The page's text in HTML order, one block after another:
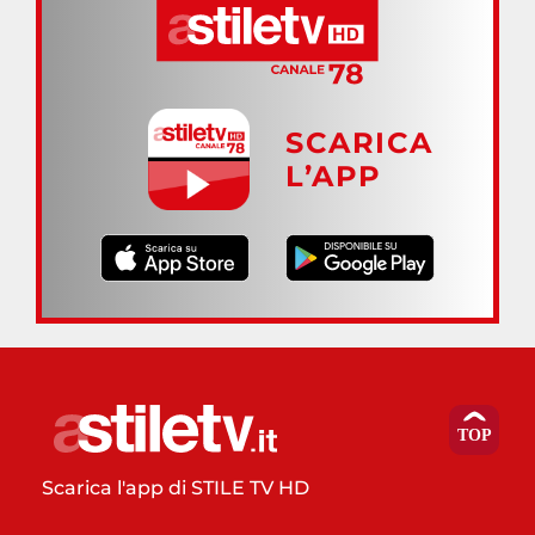
SCARICA
L’APP
Scarica l'app di STILE TV HD